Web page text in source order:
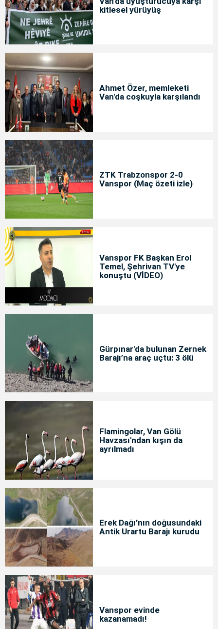
kitlesel yürüyüş
Ahmet Özer, memleketi
Van'da coşkuyla karşılandı
ZTK Trabzonspor 2-0
Vanspor (Maç özeti izle)
Vanspor FK Başkan Erol
Temel, Şehrivan TV'ye
konuştu (VİDEO)
Gürpınar'da bulunan Zernek
Barajı’na araç uçtu: 3 ölü
Flamingolar, Van Gölü
Havzası'ndan kışın da
ayrılmadı
Erek Dağı’nın doğusundaki
Antik Urartu Barajı kurudu
Vanspor evinde
kazanamadı!